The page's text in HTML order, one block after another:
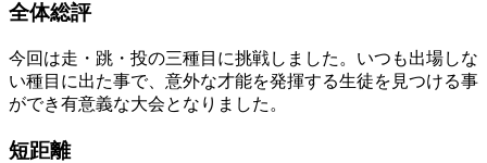
全体総評
今回は走・跳・投の三種目に挑戦しました。いつも出場しな
い種目に出た事で、意外な才能を発揮する生徒を見つける事
ができ有意義な大会となりました。
短距離